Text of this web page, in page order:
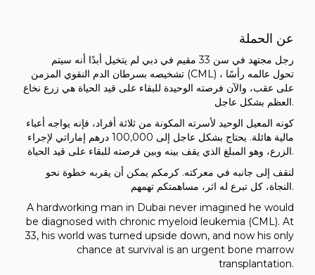
عن الحملة
رجل مجتهد في سن 33 مقيم في دبي لم يتخيل أبدًا أنه سيتم
تشخيصه بسرطان الدم النقوي المزمن (CML) ، تحول عالمه رأسًا
على عقب، والآن فرصته الوحيدة للبقاء على قيد الحياة هي زرع نخاع
العظم بشكل عاجل.
كونه المعيل الوحيد لأسرته المكونة من ثلاثة أفراد، فإنه يواجه أعباء
مالية هائلة. يحتاج بشكل عاجل إلى 100,000 درهم إماراتي لإجراء
الزرع، وهو المبلغ الذي يقف بينه وبين فرصته للبقاء على قيد الحياة.
لنقف إلى جانبه في معركته. كرمكم يمكن أن يقربه خطوة نحو
النجاة، كل تبرع له اثر، مساهمتكم تهمهم.
A hardworking man in Dubai never imagined he would
be diagnosed with chronic myeloid leukemia (CML). At
33, his world was turned upside down, and now his only
chance at survival is an urgent bone marrow
transplantation.